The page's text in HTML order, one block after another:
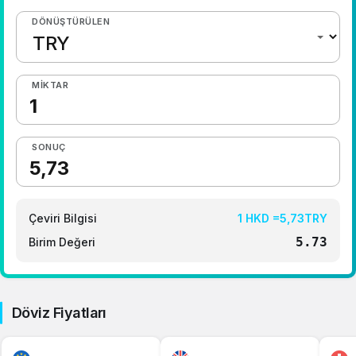
1 Dolar Kaç TL ?
1 Euro Kaç TL ?
1 Euro Kaç TL ?
1 CHF Kaç TL ?
1 RUB Kaç TL ?
1 CNY Kaç TL ?
DÖNÜŞTÜRÜLEN
MIKTAR
SONUÇ
Çeviri Bilgisi
1 HKD =5,73TRY
Birim Değeri
5.73
Döviz Fiyatları